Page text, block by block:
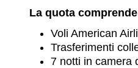
La quota comprende
Voli American
Trasferimenti
7 notti in camera